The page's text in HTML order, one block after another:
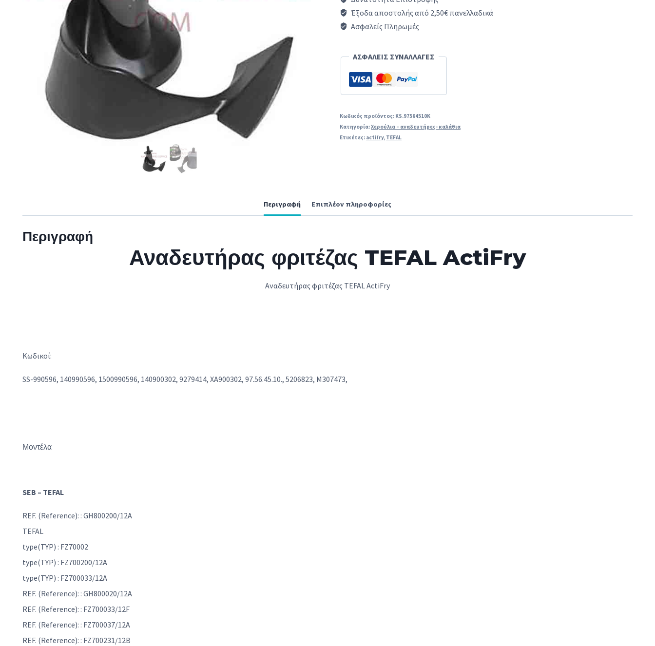
ActiFry
TEFAL
συμβατό
Έξοδα αποστολής από 2,50€ πανελλαδικά
Ασφαλείς Πληρωμές
ΑΣΦΑΛΕΙΣ ΣΥΝΑΛΛΑΓΕΣ
Κωδικός προϊόντος: KS.97564510K
Κατηγορία:Χερούλια – αναδευτήρες- καλάθια
Ετικέτες: actifry, TEFAL
Περιγραφή Επιπλέον πληροφορίες
Περιγραφή
Αναδευτήρας φριτέζας TEFAL ActiFry
Αναδευτήρας φριτέζας TEFAL ActiFry
Κωδικοί:
SS-990596, 140990596, 1500990596, 140900302, 9279414, XA900302, 97.56.45.10., 5206823, M307473,
Μοντέλα
SEB – TEFAL
REF. (Reference): : GH800200/12A
TEFAL
type(TYP) : FZ70002
type(TYP) : FZ700200/12A
type(TYP) : FZ700033/12A
REF. (Reference): : GH800020/12A
REF. (Reference): : FZ700033/12F
REF. (Reference): : FZ700037/12A
REF. (Reference): : FZ700231/12B